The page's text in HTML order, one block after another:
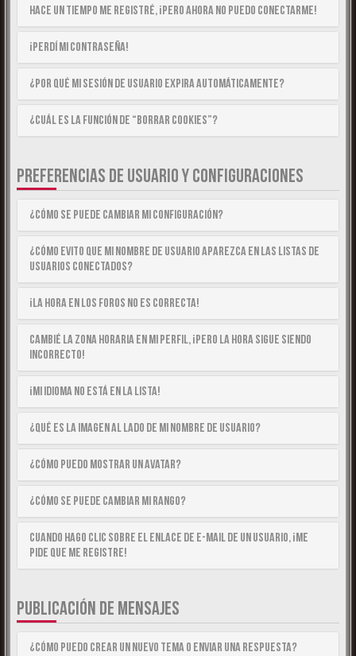
Hace un tiempo me registré, ¡pero ahora no puedo conectarme!
¡Perdí mi contraseña!
¿Por qué mi sesión de usuario expira automáticamente?
¿Cuál es la función de “Borrar cookies”?
PREFERENCIAS DE USUARIO Y CONFIGURACIONES
¿Cómo se puede cambiar mi configuración?
¿Cómo evito que mi nombre de usuario aparezca en las listas de
usuarios conectados?
¡La hora en los foros no es correcta!
Cambié la zona horaria en mi perfil, ¡pero la hora sigue siendo
incorrecto!
¡Mi idioma no está en la lista!
¿Qué es la imagen al lado de mi nombre de usuario?
¿Cómo puedo mostrar un avatar?
¿Cómo se puede cambiar mi rango?
Cuando hago clic sobre el enlace de e-mail de un usuario, ¡me
pide que me registre!
PUBLICACIÓN DE MENSAJES
¿Cómo puedo crear un nuevo tema o enviar una respuesta?